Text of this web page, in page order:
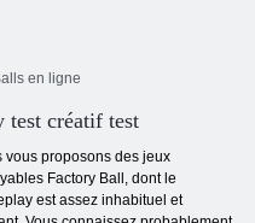
en ligne
test créatif test
vous proposons des jeux
Factory Ball, dont le
est assez inhabituel et